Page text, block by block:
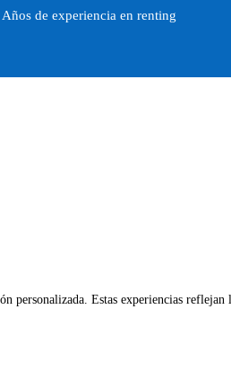
Años de experiencia en renting